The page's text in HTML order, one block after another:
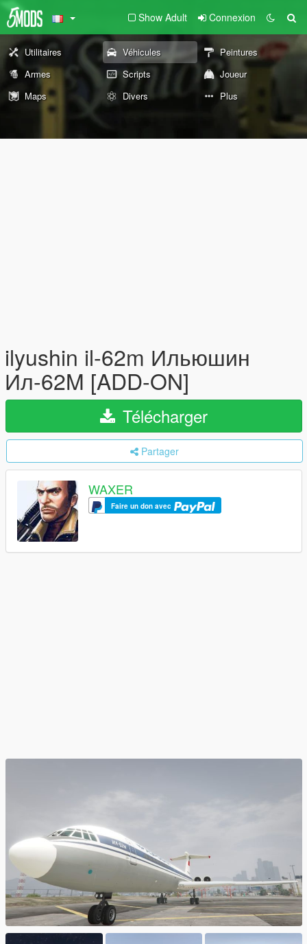
Show Adult Connexion
Utilitaires Véhicules
Peintures
Armes
Scripts
Joueur
Maps
Divers Plus
ilyushin il-62m Ильюшин
Ил-62M [ADD-ON]
Télécharger
Partager
WAXER
Faire un don avec